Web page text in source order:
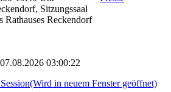
Sitzungssaal
Rathauses Reckendorf
03:00:22
Session(Wird in neuem Fenster geöffnet)